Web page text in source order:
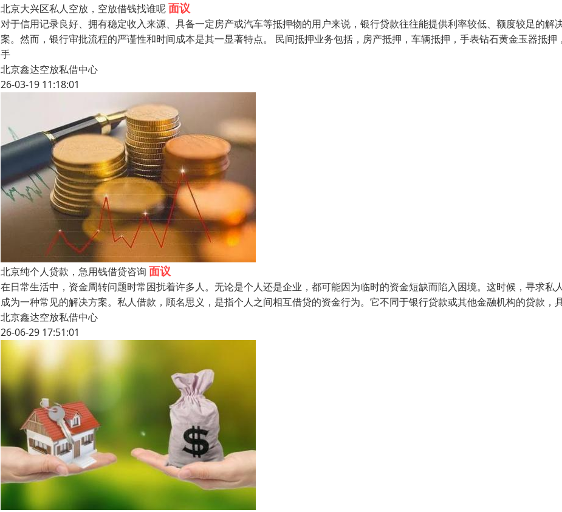
北京大兴区私人空放，空放借钱找谁呢面议
对于信用记录良好、拥有稳定收入来源、具备一定房产或汽车等抵押物的用户来说，银行贷款往往能提供利率较低、额度较足的解
案。然而，银行审批流程的严谨性和时间成本是其一显著特点。 民间抵押业务包括，房产抵押，车辆抵押，手表钻石黄金玉器抵押
手
北京鑫达空放私借中心
26-03-19 11:18:01
北京纯个人贷款，急用钱借贷咨询 面议
在日常生活中，资金周转问题时常困扰着许多人。无论是个人还是企业，都可能因为临时的资金短缺而陷入困境。这时候，寻求私
成为一种常见的解决方案。私人借款，顾名思义，是指个人之间相互借贷的资金行为。它不同于银行贷款或其他金融机构的贷款，
北京鑫达空放私借中心
26-06-29 17:51:01